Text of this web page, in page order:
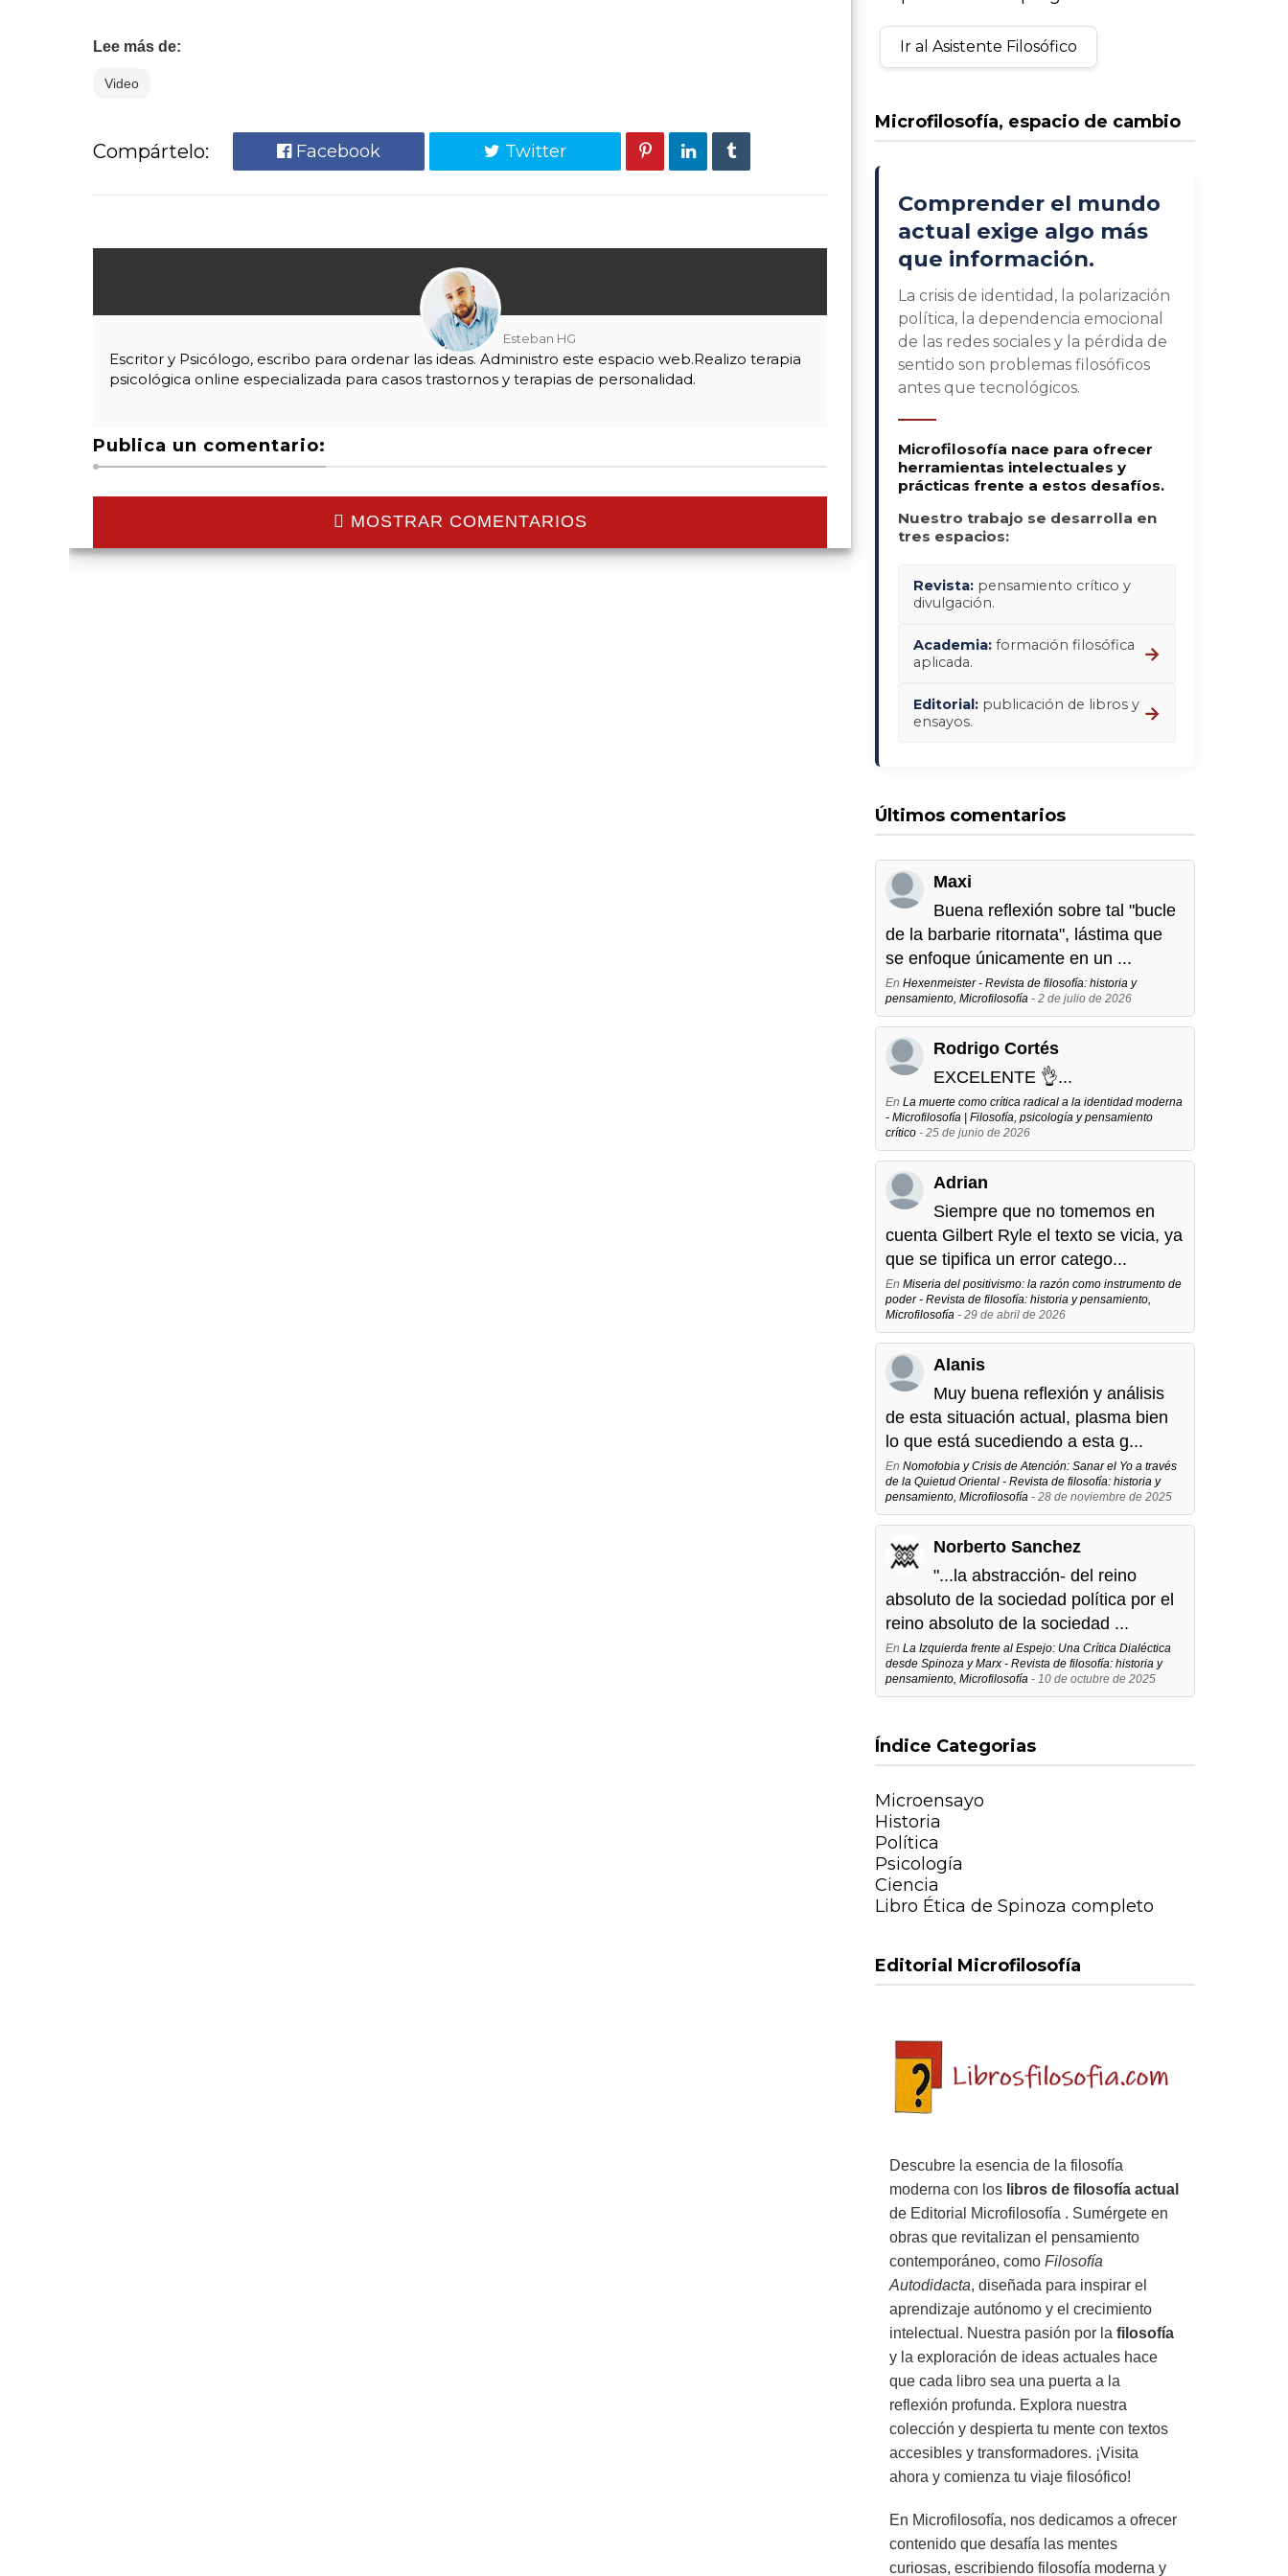
Lee más de:
Video
Compártelo: Facebook Twitter
Esteban HG
Escritor y Psicólogo, escribo para ordenar las ideas. Administro este espacio web.Realizo terapia
psicológica online especializada para casos trastornos y terapias de personalidad.
Publica un comentario:
MOSTRAR COMENTARIOS
Ir al Asistente Filosófico
Microfilosofía, espacio de cambio
Comprender el mundo
actual exige algo más
que información.
La crisis de identidad, la polarización
política, la dependencia emocional
de las redes sociales y la pérdida de
sentido son problemas filosóficos
antes que tecnológicos.
Microfilosofía nace para ofrecer
herramientas intelectuales y
prácticas frente a estos desafíos.
Nuestro trabajo se desarrolla en
tres espacios:
Revista: pensamiento crítico y
divulgación.
Academia: formación filosófica
aplicada.
→
Editorial: publicación de libros y
ensayos.
→
Últimos comentarios
Maxi
Buena reflexión sobre tal "bucle
de la barbarie ritornata", lástima que
se enfoque únicamente en un ...
En Hexenmeister - Revista de filosofía: historia y
pensamiento, Microfilosofía - 2 de julio de 2026
Rodrigo Cortés
EXCELENTE 👌...
En La muerte como crítica radical a la identidad moderna
- Microfilosofía | Filosofía, psicología y pensamiento
crítico - 25 de junio de 2026
Adrian
Siempre que no tomemos en
cuenta Gilbert Ryle el texto se vicia, ya
que se tipifica un error catego...
En Miseria del positivismo: la razón como instrumento de
poder - Revista de filosofía: historia y pensamiento,
Microfilosofía - 29 de abril de 2026
Alanis
Muy buena reflexión y análisis
de esta situación actual, plasma bien
lo que está sucediendo a esta g...
En Nomofobia y Crisis de Atención: Sanar el Yo a través
de la Quietud Oriental - Revista de filosofía: historia y
pensamiento, Microfilosofía - 28 de noviembre de 2025
Norberto Sanchez
"...la abstracción- del reino
absoluto de la sociedad política por el
reino absoluto de la sociedad ...
En La Izquierda frente al Espejo: Una Crítica Dialéctica
desde Spinoza y Marx - Revista de filosofía: historia y
pensamiento, Microfilosofía - 10 de octubre de 2025
Índice Categorias
Microensayo
Historia
Política
Psicología
Ciencia
Libro Ética de Spinoza completo
Editorial Microfilosofía
Descubre la esencia de la filosofía
moderna con los libros de filosofía actual
de Editorial Microfilosofía . Sumérgete en
obras que revitalizan el pensamiento
contemporáneo, como Filosofía
Autodidacta, diseñada para inspirar el
aprendizaje autónomo y el crecimiento
intelectual. Nuestra pasión por la filosofía
y la exploración de ideas actuales hace
que cada libro sea una puerta a la
reflexión profunda. Explora nuestra
colección y despierta tu mente con textos
accesibles y transformadores. ¡Visita
ahora y comienza tu viaje filosófico!
En Microfilosofía, nos dedicamos a ofrecer
contenido que desafía las mentes
curiosas, escribiendo filosofía moderna y